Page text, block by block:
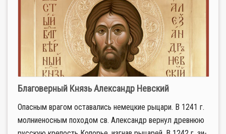
Благоверный Князь Александр Невский
Опас­ным вра­гом оста­ва­лись немец­кие ры­ца­ри. В 1241 г.
мол­ние­нос­ным по­хо­дом св. Алек­сандр вер­нул древ­нюю